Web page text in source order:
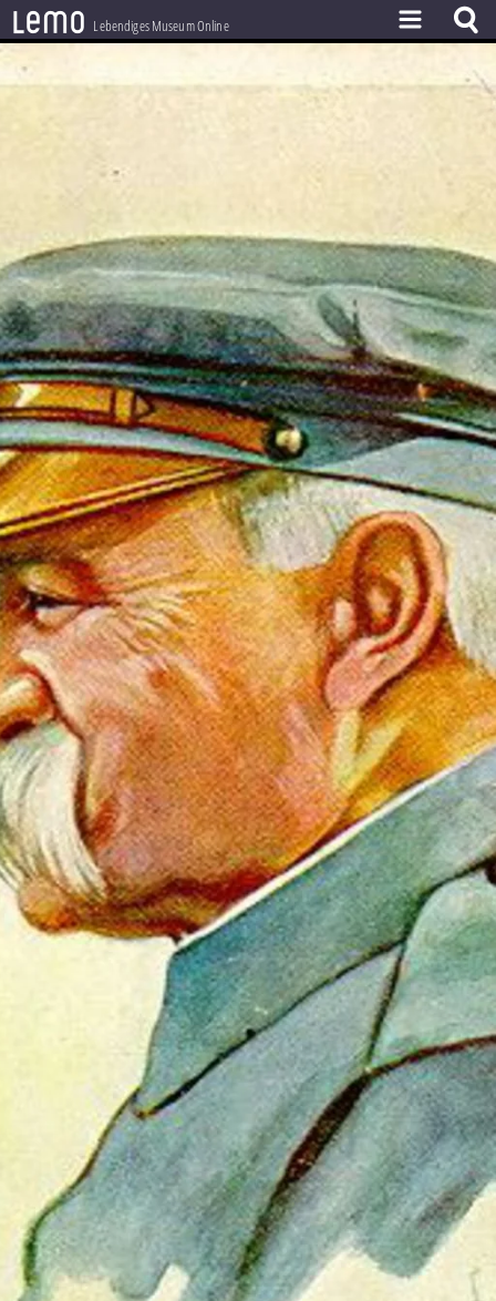
lemo Lebendiges Museum Online
ZEITSTRAHL
LERNEN
PROJEKT